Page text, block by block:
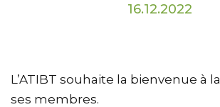
16.12.2022
L’ATIBT souhaite la bienvenue à
ses membres.